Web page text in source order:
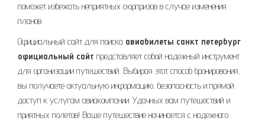
поможет избежать неприятных сюрпризов в случае изменения
планов.
Официальный сайт для поиска авиабилеты санкт петербург
официальный сайт представляет собой надежный инструмент
для организации путешествий. Выбирая этот способ бронирования,
вы получаете актуальную информацию, безопасность и прямой
доступ к услугам авиакомпании. Удачных вам путешествий и
приятных полетов! Ваше путешествие начинается с надежного